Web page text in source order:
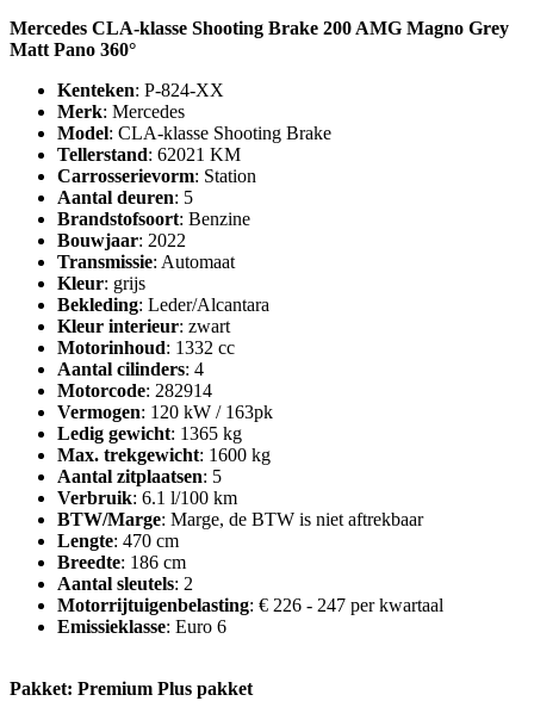
Mercedes CLA-klasse Shooting Brake 200 AMG Magno Grey
Matt Pano 360°
Kenteken: P-824-XX
Merk: Mercedes
Model: CLA-klasse Shooting Brake
Tellerstand: 62021 KM
Carrosserievorm: Station
Aantal deuren: 5
Brandstofsoort: Benzine
Bouwjaar: 2022
Transmissie: Automaat
Kleur: grijs
Bekleding: Leder/Alcantara
Kleur interieur: zwart
Motorinhoud: 1332 cc
Aantal cilinders: 4
Motorcode: 282914
Vermogen: 120 kW / 163pk
Ledig gewicht: 1365 kg
Max. trekgewicht: 1600 kg
Aantal zitplaatsen: 5
Verbruik: 6.1 l/100 km
BTW/Marge: Marge, de BTW is niet aftrekbaar
Lengte: 470 cm
Breedte: 186 cm
Aantal sleutels: 2
Motorrijtuigenbelasting: € 226 - 247 per kwartaal
Emissieklasse: Euro 6
Pakket: Premium Plus pakket